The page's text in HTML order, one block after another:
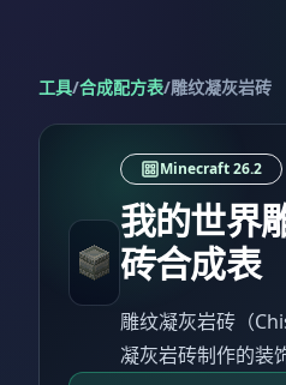
工具/合成配方表/雕纹凝灰岩砖
Minecraft 26.2
我的世界
砖合成表
雕纹凝灰岩砖（
凝灰岩砖制作的装